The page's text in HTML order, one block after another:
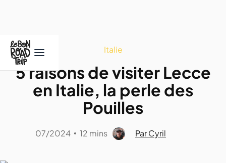
Italie
5 raisons de visiter Lecce
en Italie, la perle des
Pouilles
07/2024 • 12 mins Par Cyril